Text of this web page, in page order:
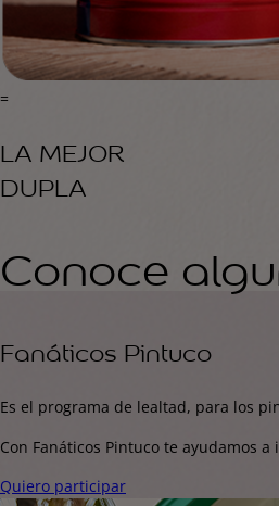
=
LA MEJOR
DUPLA
Conoce
Fanáticos Pintuco
Es el programa de lealtad, para los
Con Fanáticos Pintuco te ayudamos
Quiero participar